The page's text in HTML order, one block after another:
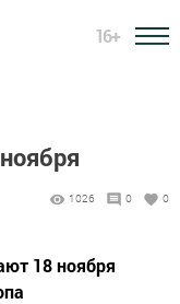
16+
1026 0 0
18 ноября